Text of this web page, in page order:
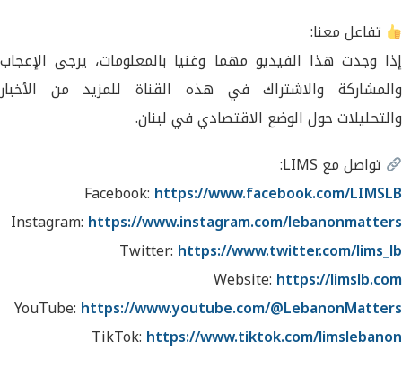
تفاعل معنا:
إذا وجدت هذا الفيديو مهما وغنيا بالمعلومات، يرجى الإعجاب
والمشاركة والاشتراك في هذه القناة للمزيد من الأخبار
والتحليلات حول الوضع الاقتصادي في لبنان.
تواصل مع LIMS:
Facebook: https://www.facebook.com/LIMSLB
Instagram: https://www.instagram.com/lebanonmatters
Twitter: https://www.twitter.com/lims_lb
Website: https://limslb.com
YouTube: https://www.youtube.com/@LebanonMatters
TikTok: https://www.tiktok.com/limslebanon